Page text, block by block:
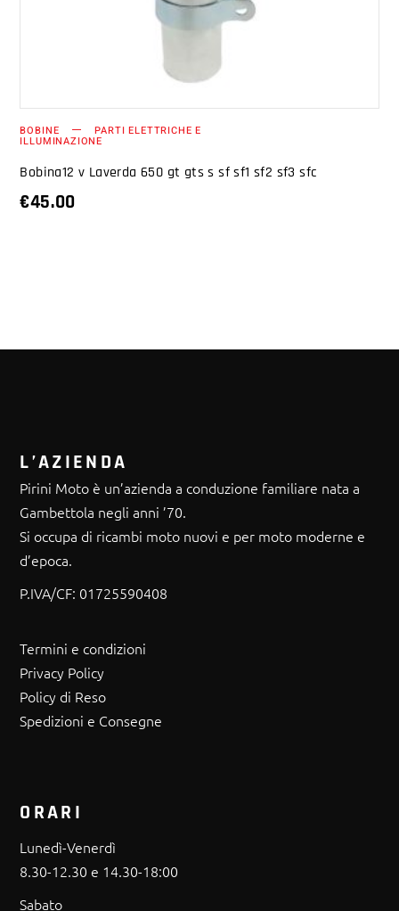
BOBINE PARTI ELETTRICHE E
ILLUMINAZIONE
Bobina12 v Laverda 650 gt gts s sf sf1 sf2 sf3 sfc
€45.00
L’AZIENDA
Pirini Moto è un’azienda a conduzione familiare nata a
Gambettola negli anni ’70.
Si occupa di ricambi moto nuovi e per moto moderne e
d’epoca.
P.IVA/CF: 01725590408
Termini e condizioni
Privacy Policy
Policy di Reso
Spedizioni e Consegne
ORARI
Lunedì-Venerdì
8.30-12.30 e 14.30-18:00
Sabato